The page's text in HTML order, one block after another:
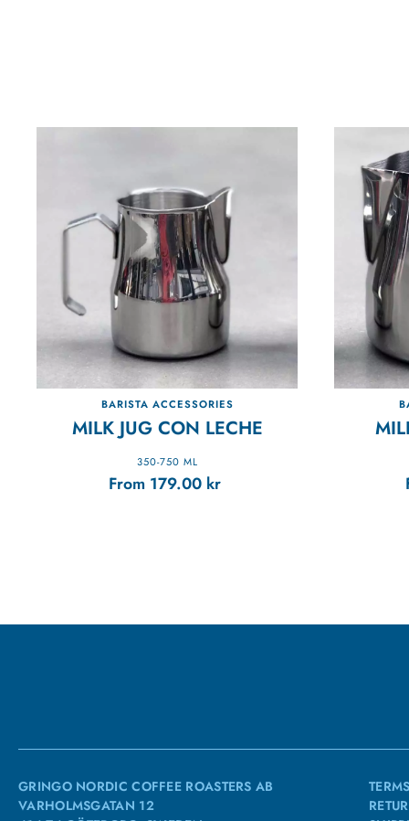
BARISTA ACCESSORIES
MILK JUG CON LECHE
350-750 ML
From 179.00 kr
GRINGO NORDIC COFFEE ROASTERS AB
VARHOLMSGATAN 12